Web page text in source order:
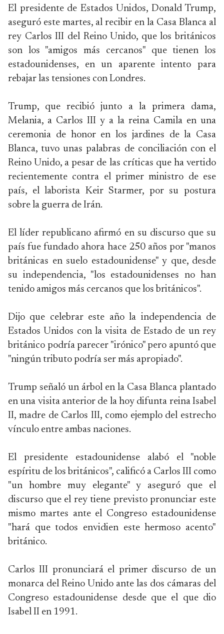
El presidente de Estados Unidos, Donald Trump,
aseguró este martes, al recibir en la Casa Blanca al
rey Carlos III del Reino Unido, que los británicos
son los "amigos más cercanos" que tienen los
estadounidenses, en un aparente intento para
rebajar las tensiones con Londres.
Trump, que recibió junto a la primera dama,
Melania, a Carlos III y a la reina Camila en una
ceremonia de honor en los jardines de la Casa
Blanca, tuvo unas palabras de conciliación con el
Reino Unido, a pesar de las críticas que ha vertido
recientemente contra el primer ministro de ese
país, el laborista Keir Starmer, por su postura
sobre la guerra de Irán.
El líder republicano afirmó en su discurso que su
país fue fundado ahora hace 250 años por "manos
británicas en suelo estadounidense" y que, desde
su independencia, "los estadounidenses no han
tenido amigos más cercanos que los británicos".
Dijo que celebrar este año la independencia de
Estados Unidos con la visita de Estado de un rey
británico podría parecer "irónico" pero apuntó que
"ningún tributo podría ser más apropiado".
Trump señaló un árbol en la Casa Blanca plantado
en una visita anterior de la hoy difunta reina Isabel
II, madre de Carlos III, como ejemplo del estrecho
vínculo entre ambas naciones.
El presidente estadounidense alabó el "noble
espíritu de los británicos", calificó a Carlos III como
"un hombre muy elegante" y aseguró que el
discurso que el rey tiene previsto pronunciar este
mismo martes ante el Congreso estadounidense
"hará que todos envidien este hermoso acento"
británico.
Carlos III pronunciará el primer discurso de un
monarca del Reino Unido ante las dos cámaras del
Congreso estadounidense desde que el que dio
Isabel II en 1991.